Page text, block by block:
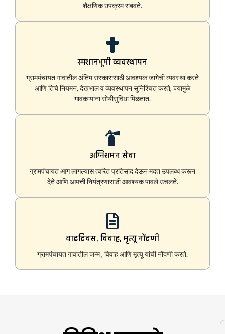
शैक्षणिक उपक्रम राबवते.
स्मशानभूमी व्यवस्थापन
ग्रामपंचायत गावातील अंतिम संस्कारासाठी आवश्यक जागेची व्यवस्था करते
आणि तिचे नियमन, देखभाल व व्यवस्थापन सुनिश्चित करते, ज्यामुळे
गावकऱ्यांना सोयीसुविधा मिळतात.
अग्निशमन सेवा
ग्रामपंचायत आग लागल्यास त्वरित प्रतिसाद देऊन मदत उपलब्ध करून
देते आणि आपत्ती नियंत्रणासाठी आवश्यक पावले उचलते.
वाढदिवस, विवाह, मृत्यू नोंदणी
ग्रामपंचायत गावातील जन्म , विवाह आणि मृत्यू यांची नोंदणी करते.